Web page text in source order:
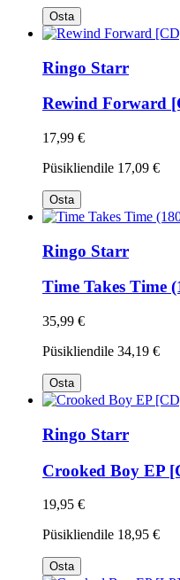
Osta
Ringo Starr
Rewind Forward
17,99 €
Püsikliendile 17,09 €
Osta
Ringo Starr
Time Takes Time
35,99 €
Püsikliendile 34,19 €
Osta
Ringo Starr
Crooked Boy EP
19,95 €
Püsikliendile 18,95 €
Osta